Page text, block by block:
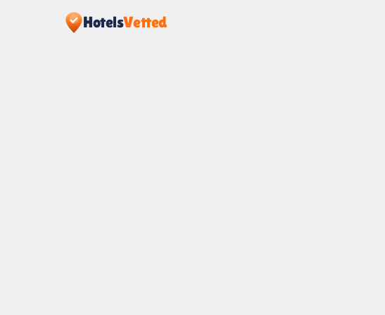
HotelsVetted